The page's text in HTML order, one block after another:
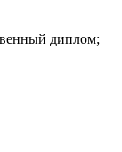
диплом;